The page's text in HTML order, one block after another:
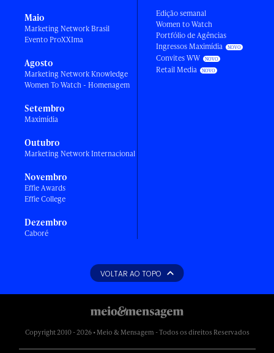
Maio
Marketing Network Brasil
Evento ProXXIma
Agosto
Marketing Network Knowledge
Women To Watch - Homenagem
Setembro
Maximídia
Outubro
Marketing Network Internacional
Novembro
Effie Awards
Effie College
Dezembro
Caboré
Edição semanal
Women to Watch
Portfólio de Agências
Ingressos Maximídia
Convites WW
Retail Media
VOLTAR AO TOPO
Copyright 2010 - 2026 • Meio & Mensagem - Todos os direitos Reservados